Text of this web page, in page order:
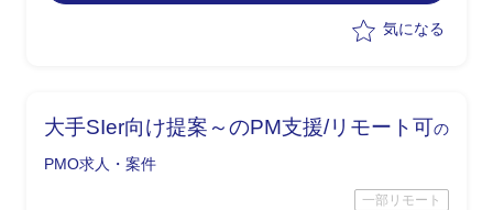
・加えて、小規模エンハンス案件のPM
・工程：提案～要件定義、設計等
気になる
大手SIer向け提案～のPM支援/リモート可の
PMO求人・案件
一部リモート